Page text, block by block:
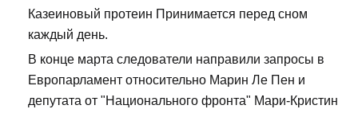
Казеиновый протеин Принимается перед сном
каждый день.
В конце марта следователи направили запросы в
Европарламент относительно Марин Ле Пен и
депутата от "Национального фронта" Мари-Кристин